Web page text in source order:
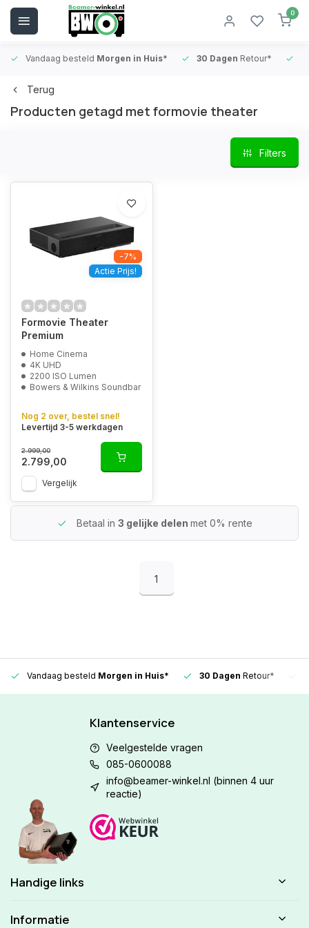
0
Vandaag besteld Morgen in Huis* 30 Dagen Retour*
Terug
Producten getagd met formovie theater
Filters
-7%
Actie Prijs!
Formovie Theater
Premium
Home Cinema
4K UHD
2200 ISO Lumen
Bowers & Wilkins Soundbar
Nog 2 over, bestel snel!
Levertijd 3-5 werkdagen
2.999,00
2.799,00
Vergelijk
Betaal in 3 gelijke delen met 0% rente
1
Vandaag besteld Morgen in Huis* 30 Dagen Retour*
Klantenservice
Veelgestelde vragen
085-0600088
info@beamer-winkel.nl (binnen 4 uur
reactie)
Handige links
Informatie